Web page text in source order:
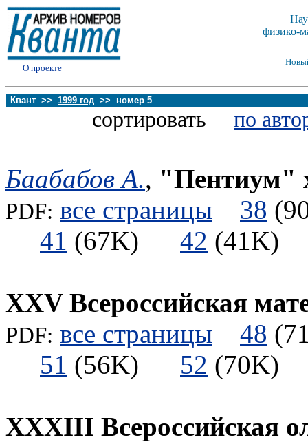
О проекте
физико-
Квант >> 1999 год >> номер 5
сортировать по
Баабабов А., "Пентиум"
PDF: все страницы 38
41 (67K) 42
XXV Bсероссийская
PDF: все страницы 48
51 (56K) 52
XXXIII Всероссийская